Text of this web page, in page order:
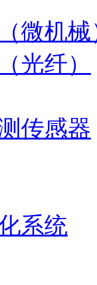
微机械
光纤）
传感器
系统